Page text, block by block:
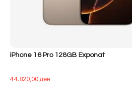
iPhone 16 Pro 128GB Exponat
44.820,00ден